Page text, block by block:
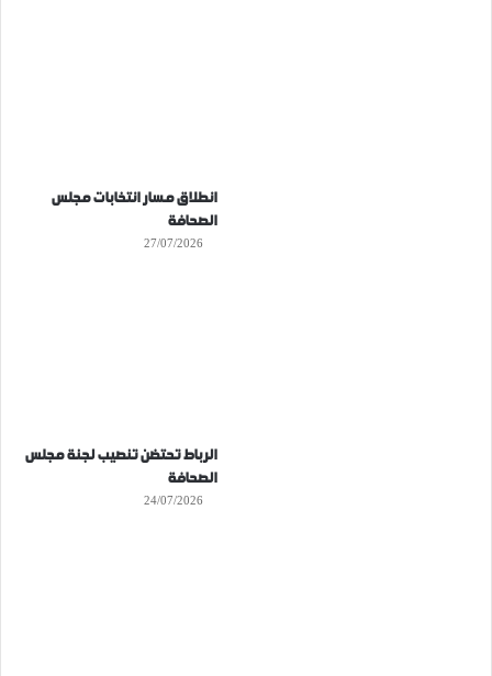
انطلاق مسار انتخابات مجلس
الصحافة
27/07/2026
الرباط تحتضن تنصيب لجنة مجلس
الصحافة
24/07/2026